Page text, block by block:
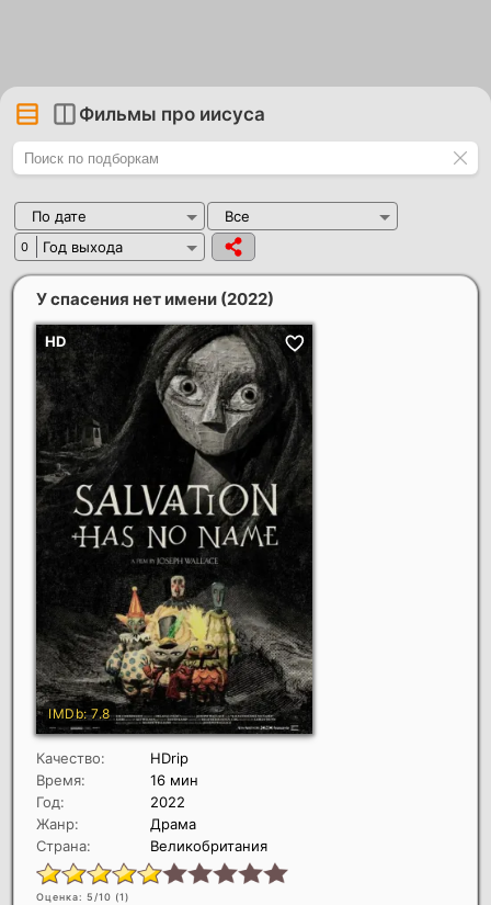
Фильмы про иисуса
По дате Все
0 Год выхода
У спасения нет имени (2022)
Качество:
HDrip
Время:
16 мин
Год:
2022
Жанр:
Драма
Страна:
Великобритания
Оценка: 5/10 (1)